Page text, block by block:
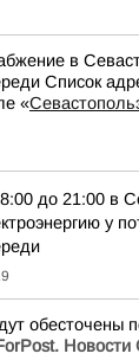
в
Список
«
до 21:00 в
у
обесточены
Новости